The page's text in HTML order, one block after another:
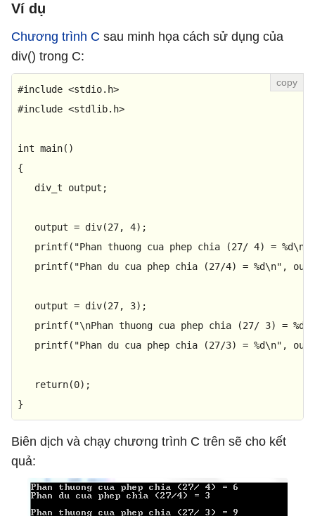
Ví dụ
Chương trình C sau minh họa cách sử dụng của
div() trong C:
#include <stdio.h>
#include <stdlib.h>
int main()
{
div_t output;
   output =
div(27, 4);
printf( "Phan thuong cua phep chia (27/ 4) = %d\n"
printf( "Phan du cua phep chia (27/4) = %d\n" ,
   output =
div(27, 3);
printf( "\nPhan thuong cua phep chia (27/ 3) =
printf( "Phan du cua phep chia (27/3) = %d\n" ,
return(0);
}
Biên dịch và chạy chương trình C trên sẽ cho kết
quả: